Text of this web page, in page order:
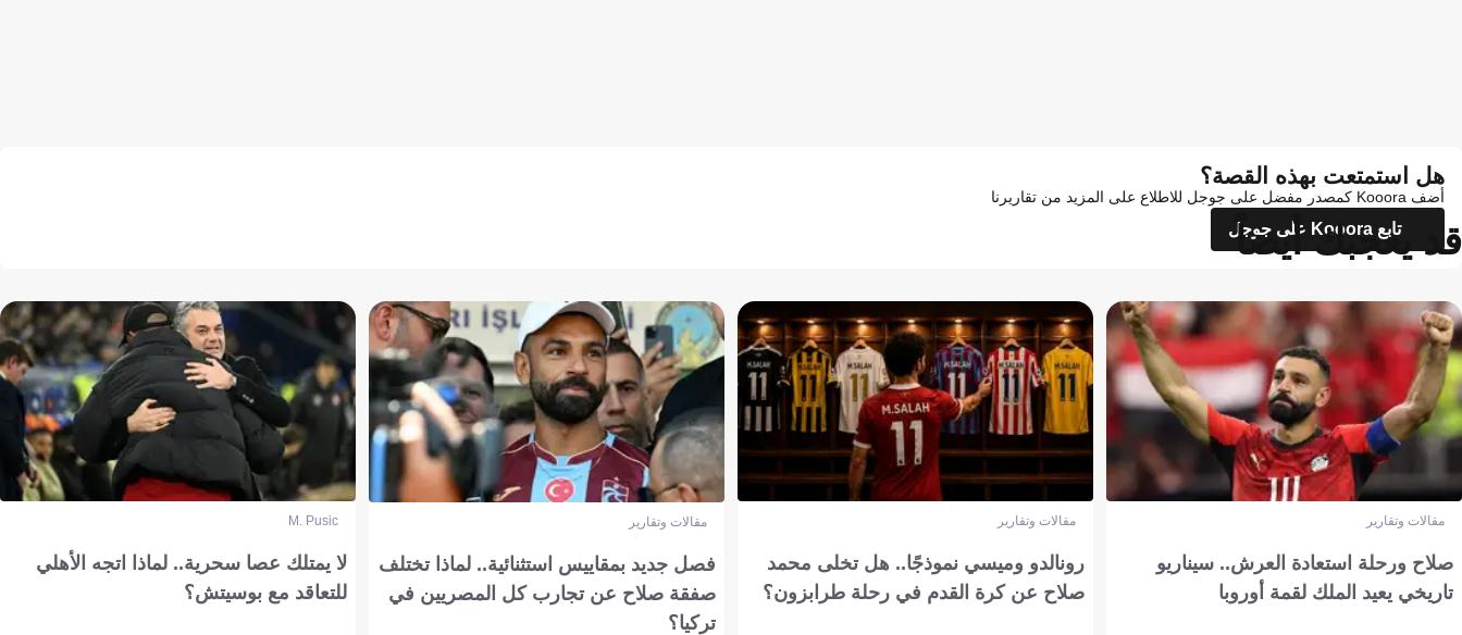
هل استمتعت بهذه القصة؟
أضف Kooora كمصدر مفضل على جوجل للاطلاع على المزيد من تقاريرنا
تابع Kooora على جوجل
قد يعجبك أيضاً
مقالات وتقارير
صلاح ورحلة استعادة العرش.. سيناريو
تاريخي يعيد الملك لقمة أوروبا
مقالات وتقارير
رونالدو وميسي نموذجًا.. هل تخلى محمد
صلاح عن كرة القدم في رحلة طرابزون؟
مقالات وتقارير
فصل جديد بمقاييس استثنائية.. لماذا تختلف
صفقة صلاح عن تجارب كل المصريين في
تركيا؟
M. Pusic
لا يمتلك عصا سحرية.. لماذا اتجه الأهلي
للتعاقد مع بوسيتش؟